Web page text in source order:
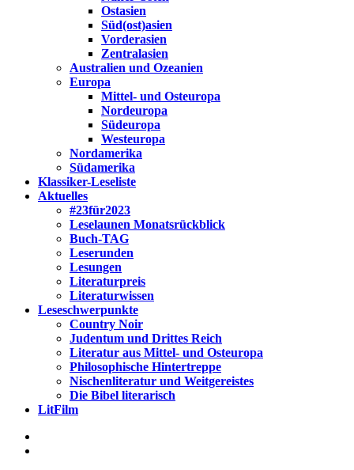
Ostasien
Süd(ost)asien
Vorderasien
Zentralasien
Australien und Ozeanien
Europa
Mittel- und Osteuropa
Nordeuropa
Südeuropa
Westeuropa
Nordamerika
Südamerika
Klassiker-Leseliste
Aktuelles
#23für2023
Leselaunen Monatsrückblick
Buch-TAG
Leserunden
Lesungen
Literaturpreis
Literaturwissen
Leseschwerpunkte
Country Noir
Judentum und Drittes Reich
Literatur aus Mittel- und Osteuropa
Philosophische Hintertreppe
Nischenliteratur und Weitgereistes
Die Bibel literarisch
LitFilm